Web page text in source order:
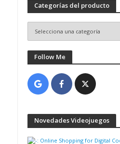
Categorías del producto
Follow Me
Novedades Videojuegos